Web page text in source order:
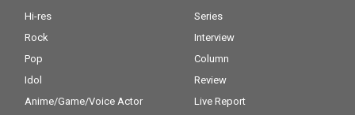
Hi-res
Rock
Pop
Idol
Anime/Game/Voice Actor
Series
Interview
Column
Review
Live Report